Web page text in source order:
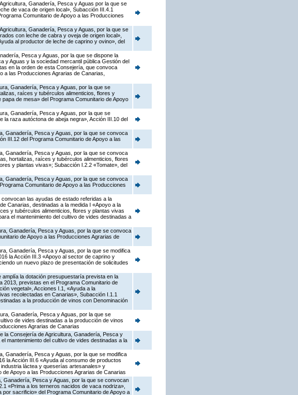
Ganadería, Pesca y Aguas por la que se
de vaca de origen local», Subacción III.4.1
Comunitario de Apoyo a las Producciones
Ganadería, Pesca y Aguas, por la que se
con leche de cabra y oveja de origen local»,
al productor de leche de caprino y ovino», del
Pesca y Aguas, por la que se dispone la
y Aguas y la sociedad mercantil pública Gestión del
en la orden de esta Consejería, que convoca
a las Producciones Agrarias de Canarias,
Ganadería, Pesca y Aguas, por la que se
raíces y tubérculos alimenticios, flores y
de mesa» del Programa Comunitario de Apoyo
Ganadería, Pesca y Aguas, por la que se
raza autóctona de abeja negra», Acción III.10 del
Ganadería, Pesca y Aguas, por la que se convoca
III.12 del Programa Comunitario de Apoyo a las
Ganadería, Pesca y Aguas, por la que se convoca
hortalizas, raíces y tubérculos alimenticios, flores
y plantas vivas»; Subacción I.2.2 «Tomate», del
Ganadería, Pesca y Aguas, por la que se convoca
Comunitario de Apoyo a las Producciones
las ayudas de estado referidas a la
Canarias, destinadas a la medida I «Apoyo a la
y tubérculos alimenticios, flores y plantas vivas
el mantenimiento del cultivo de vides destinadas a
Ganadería, Pesca y Aguas, por la que se convoca
de Apoyo a las Producciones Agrarias de
Ganadería, Pesca y Aguas, por la que se modifica
la Acción III.3 «Apoyo al sector de caprino y
un nuevo plazo de presentación de solicitudes
la dotación presupuestaría prevista en la
2013, previstas en el Programa Comunitario de
vegetal», Acciones I.1, «Ayuda a la
recolectadas en Canarias», Subacción I.1.1
a la producción de vinos con Denominación
Ganadería, Pesca y Aguas, por la que se
de vides destinadas a la producción de vinos
Agrarias de Canarias
la Consejería de Agricultura, Ganadería, Pesca y
mantenimiento del cultivo de vides destinadas a la
Ganadería, Pesca y Aguas, por la que se modifica
la Acción III.6 «Ayuda al consumo de productos
láctea y queserías artesanales» y
Apoyo a las Producciones Agrarias de Canarias
Ganadería, Pesca y Aguas, por la que se convocan
«Prima a los terneros nacidos de vaca nodriza»,
sacrificio» del Programa Comunitario de Apoyo a